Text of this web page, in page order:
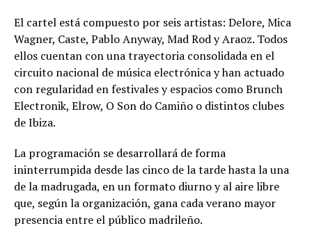
El cartel está compuesto por seis artistas: Delore, Mica
Wagner, Caste, Pablo Anyway, Mad Rod y Araoz. Todos
ellos cuentan con una trayectoria consolidada en el
circuito nacional de música electrónica y han actuado
con regularidad en festivales y espacios como Brunch
Electronik, Elrow, O Son do Camiño o distintos clubes
de Ibiza.
La programación se desarrollará de forma
ininterrumpida desde las cinco de la tarde hasta la una
de la madrugada, en un formato diurno y al aire libre
que, según la organización, gana cada verano mayor
presencia entre el público madrileño.